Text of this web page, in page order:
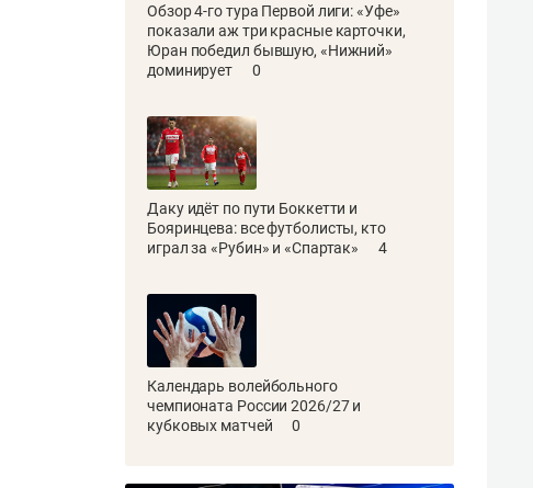
Обзор 4-го тура Первой лиги: «Уфе»
показали аж три красные карточки,
Юран победил бывшую, «Нижний»
доминирует
0
Даку идёт по пути Боккетти и
Бояринцева: все футболисты, кто
играл за «Рубин» и «Спартак»
4
Календарь волейбольного
чемпионата России 2026/27 и
кубковых матчей
0